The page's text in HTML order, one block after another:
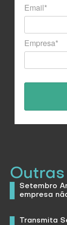
Email*
Empresa*
Outras
Setembro
empresa
Transmita